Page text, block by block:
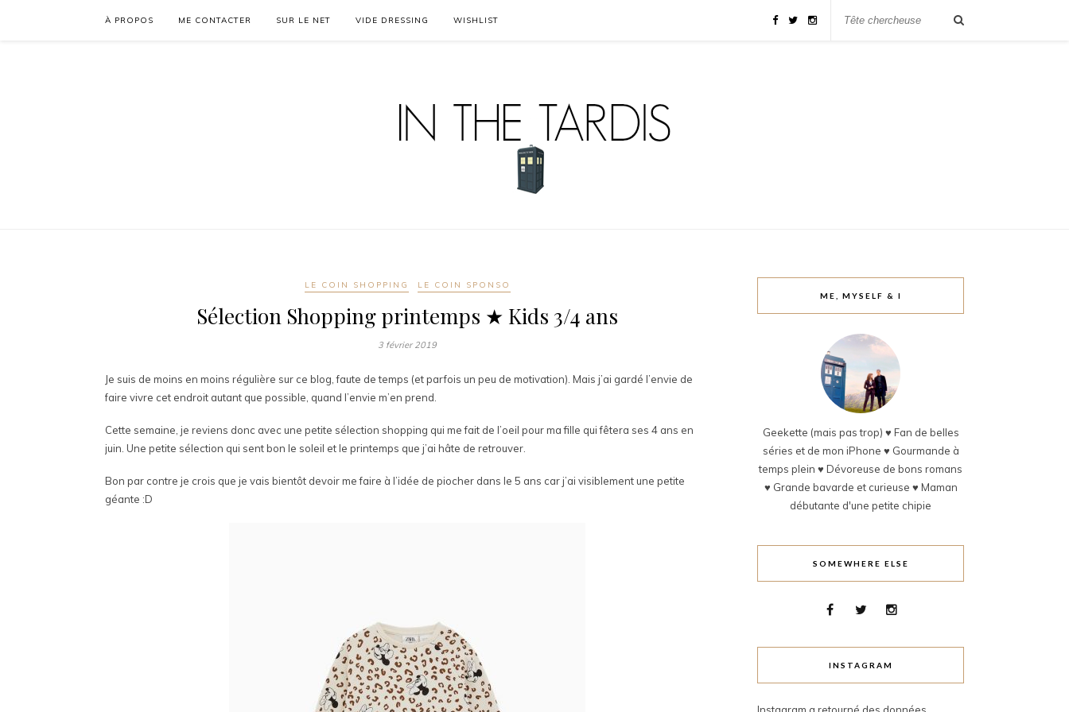
À PROPOS ME CONTACTER SUR LE NET VIDE DRESSING WISHLIST
LE COIN SHOPPING LE COIN SPONSO
Sélection Shopping printemps ★ Kids 3/4 ans
3 février 2019
Je suis de moins en moins régulière sur ce blog, faute de temps (et parfois un peu de motivation). Mais j’ai gardé l’envie de
faire vivre cet endroit autant que possible, quand l’envie m’en prend.
Cette semaine, je reviens donc avec une petite sélection shopping qui me fait de l’oeil pour ma fille qui fêtera ses 4 ans en
juin. Une petite sélection qui sent bon le soleil et le printemps que j’ai hâte de retrouver.
Bon par contre je crois que je vais bientôt devoir me faire à l’idée de piocher dans le 5 ans car j’ai visiblement une petite
géante :D
ME, MYSELF & I
Geekette (mais pas trop) ♥ Fan de belles
séries et de mon iPhone ♥ Gourmande à
temps plein ♥ Dévoreuse de bons romans
♥ Grande bavarde et curieuse ♥ Maman
débutante d'une petite chipie
SOMEWHERE ELSE
INSTAGRAM